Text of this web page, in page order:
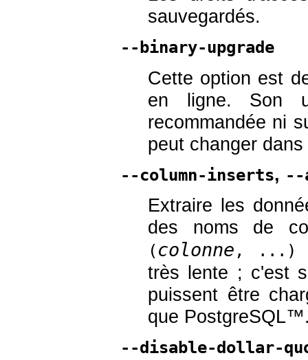
sauvegardés.
--binary-upgrade
Cette option est
en ligne. Son
recommandée ni
peut changer
--column-inserts, --
Extraire les
des noms de
(colonne , ...)
très lente ; c'est
puissent être
que PostgreSQL
--disable-dollar-